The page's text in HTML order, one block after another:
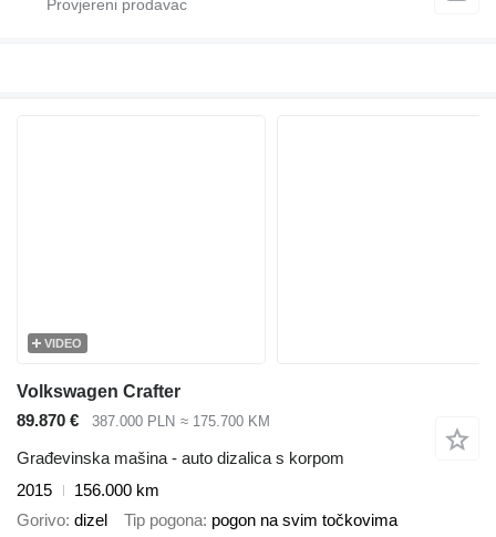
VIDEO
Volkswagen Crafter
89.870 €
387.000 PLN ≈ 175.700 KM
Građevinska mašina - auto dizalica s korpom
2015
156.000 km
Gorivo dizel Tip pogona pogon na svim točkovima